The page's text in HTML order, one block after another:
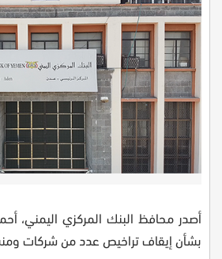
بشأن إيقاف تراخيص عدد من شركات